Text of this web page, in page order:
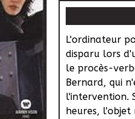
L'ordinateur
disparu lors
le procès-
Bernard, qui
l'intervention.
heures,